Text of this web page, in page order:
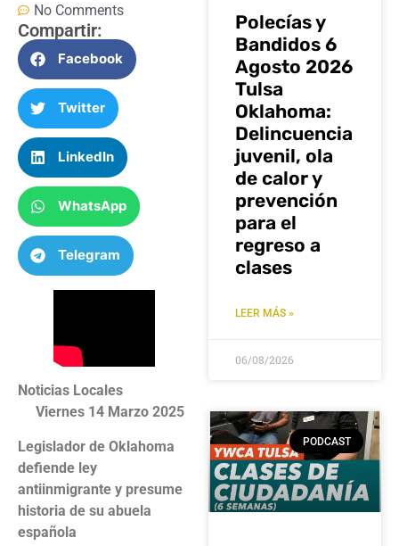
No Comments
Compartir:
Facebook
Twitter
LinkedIn
WhatsApp
Telegram
Noticias Locales
Viernes 14 Marzo 2025
Legislador de Oklahoma
defiende ley
antiinmigrante y presume
historia de su abuela
española
Polecías y
Bandidos 6
Agosto 2026
Tulsa
Oklahoma:
Delincuencia
juvenil, ola
de calor y
prevención
para el
regreso a
clases
LEER MÁS »
06/08/2026
PODCAST